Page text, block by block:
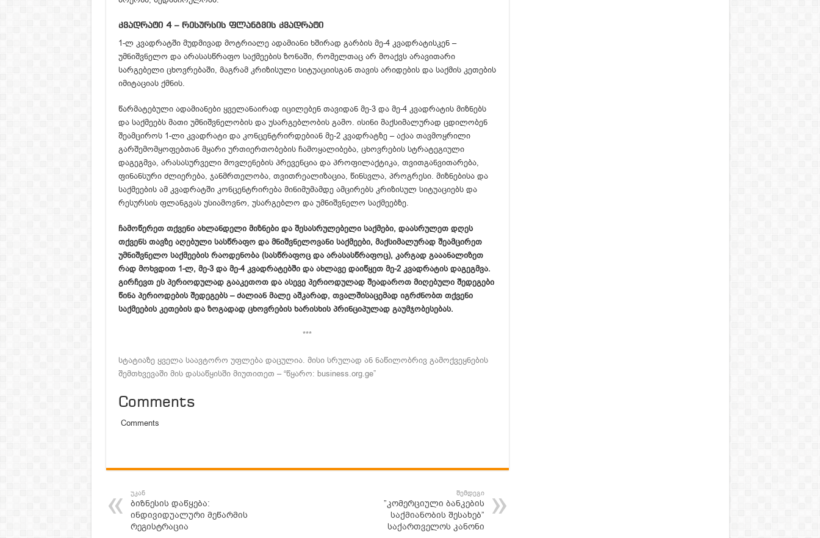
კვადრატი 4 – რესურსის ფლანგვის კვადრატი
1-ლ კვადრატში მუდმივად მოტრიალე ადამიანი ხშირად გარბის მე-4 კვადრატისკენ –
უმნიშვნელო და არასასწრაფო საქმეების ზონაში, რომელთაც არ მოაქვს არავითარი
სარგებელი ცხოვრებაში, მაგრამ კრიზისული სიტუაციისგან თავის არიდების და საქმის კეთების
იმიტაციას ქმნის.
წარმატებული ადამიანები ყველანაირად იცილებენ თავიდან მე-3 და მე-4 კვადრატის მიზნებს
და საქმეებს მათი უმნიშვნელობის და უსარგებლობის გამო. ისინი მაქსიმალურად ცდილობენ
შეამციროს 1-ლი კვადრატი და კონცენტრირდებიან მე-2 კვადრატზე – აქაა თავმოყრილი
გარშემომყოფებთან მყარი ურთიერთობების ჩამოყალიბება, ცხოვრების სტრატეგიული
დაგეგმვა, არასასურველი მოვლენების პრევენცია და პროფილაქტიკა, თვითგანვითარება,
ფინანსური ძლიერება, ჯანმრთელობა, თვითრეალიზაცია, წინსვლა, პროგრესი. მიზნებისა და
საქმეების ამ კვადრატში კონცენტრირება მინიმუმამდე ამცირებს კრიზისულ სიტუაციებს და
რესურსის ფლანგვას უსიამოვნო, უსარგებლო და უმნიშვნელო საქმეებზე.
ჩამოწერეთ თქვენი ახლანდელი მიზნები და შესასრულებელი საქმები, დაასრულეთ დღეს
თქვენს თავზე აღებული სასწრაფო და მნიშვნელოვანი საქმეები, მაქსიმალურად შეამცირეთ
უმნიშვნელო საქმეების რაოდენობა (სასწრაფოც და არასასწრაფოც), კარგად გააანალიზეთ
რად მოხვდით 1-ლ, მე-3 და მე-4 კვადრატებში და ახლავე დაიწყეთ მე-2 კვადრატის დაგეგმვა.
გირჩევთ ეს პერიოდულად გააკეთოთ და ასევე პერიოდულად შეადაროთ მიღებული შედეგები
წინა პერიოდების შედეგებს – ძალიან მალე აშკარად, თვალშისაცემად იგრძნობთ თქვენი
საქმეების კეთების და ზოგადად ცხოვრების ხარისხის პრინციპულად გაუმჯობესებას.
***
სტატიაზე ყველა საავტორო უფლება დაცულია. მისი სრულად ან ნაწილობრივ გამოქვეყნების
შემთხვევაში მის დასაწყისში მიუთითეთ – “წყარო: business.org.ge”
Comments
Comments
უკან
ბიზნესის დაწყება:
ინდივიდუალური მეწარმის
რეგისტრაცია
შემდეგი
”კომერციული ბანკების
საქმიანობის შესახებ”
საქართველოს კანონი